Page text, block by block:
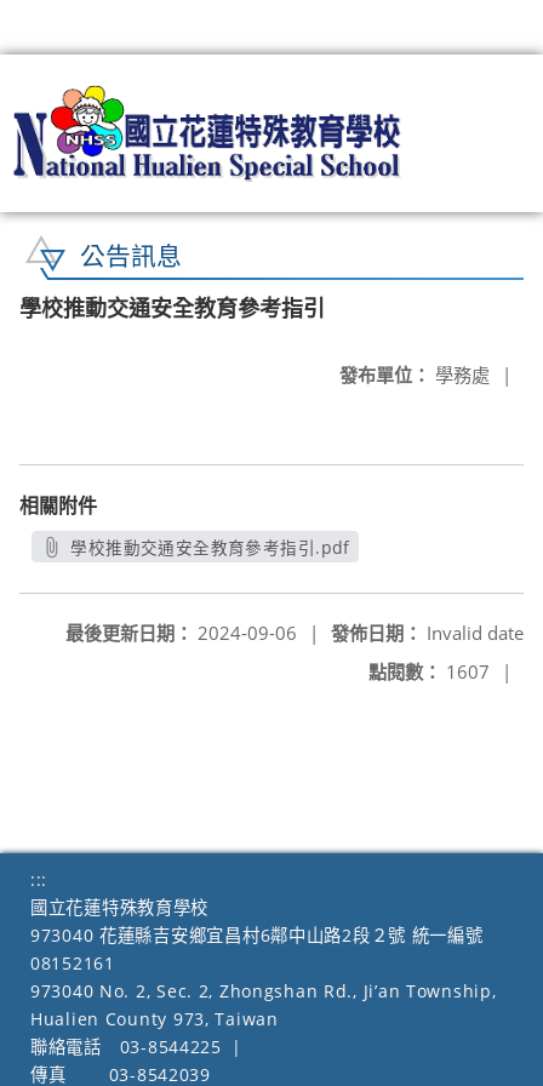
公告訊息
學校推動交通安全教育參考指引
發布單位： 學務處 |
相關附件
學校推動交通安全教育參考指引.pdf
發佈日期： Invalid date
最後更新日期： 2024-09-06
|
點閱數： 1607 |
:::
國立花蓮特殊教育學校
973040 花蓮縣吉安鄉宜昌村6鄰中山路2段２號 統一編號
08152161
973040 No. 2, Sec. 2, Zhongshan Rd., Ji’an Township,
Hualien County 973, Taiwan
聯絡電話
03-8544225
|
傳真
03-8542039